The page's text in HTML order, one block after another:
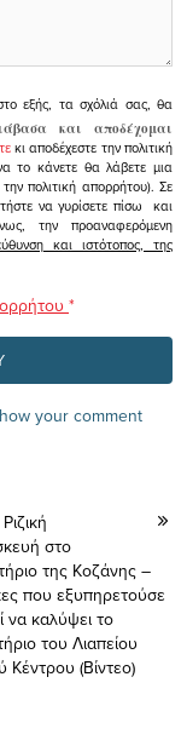
εξής, τα σχόλιά σας, θα
και αποδέχομαι
κι αποδέχεστε την πολιτική
το κάνετε θα λάβετε μια
πολιτική απορρήτου). Σε
να γυρίσετε πίσω και
την προαναφερόμενη
και ιστότοπος, της
*
your comment
στο
της Κοζάνης –
που εξυπηρετούσε
να καλύψει το
του Λιαπείου
Κέντρου (Βίντεο)